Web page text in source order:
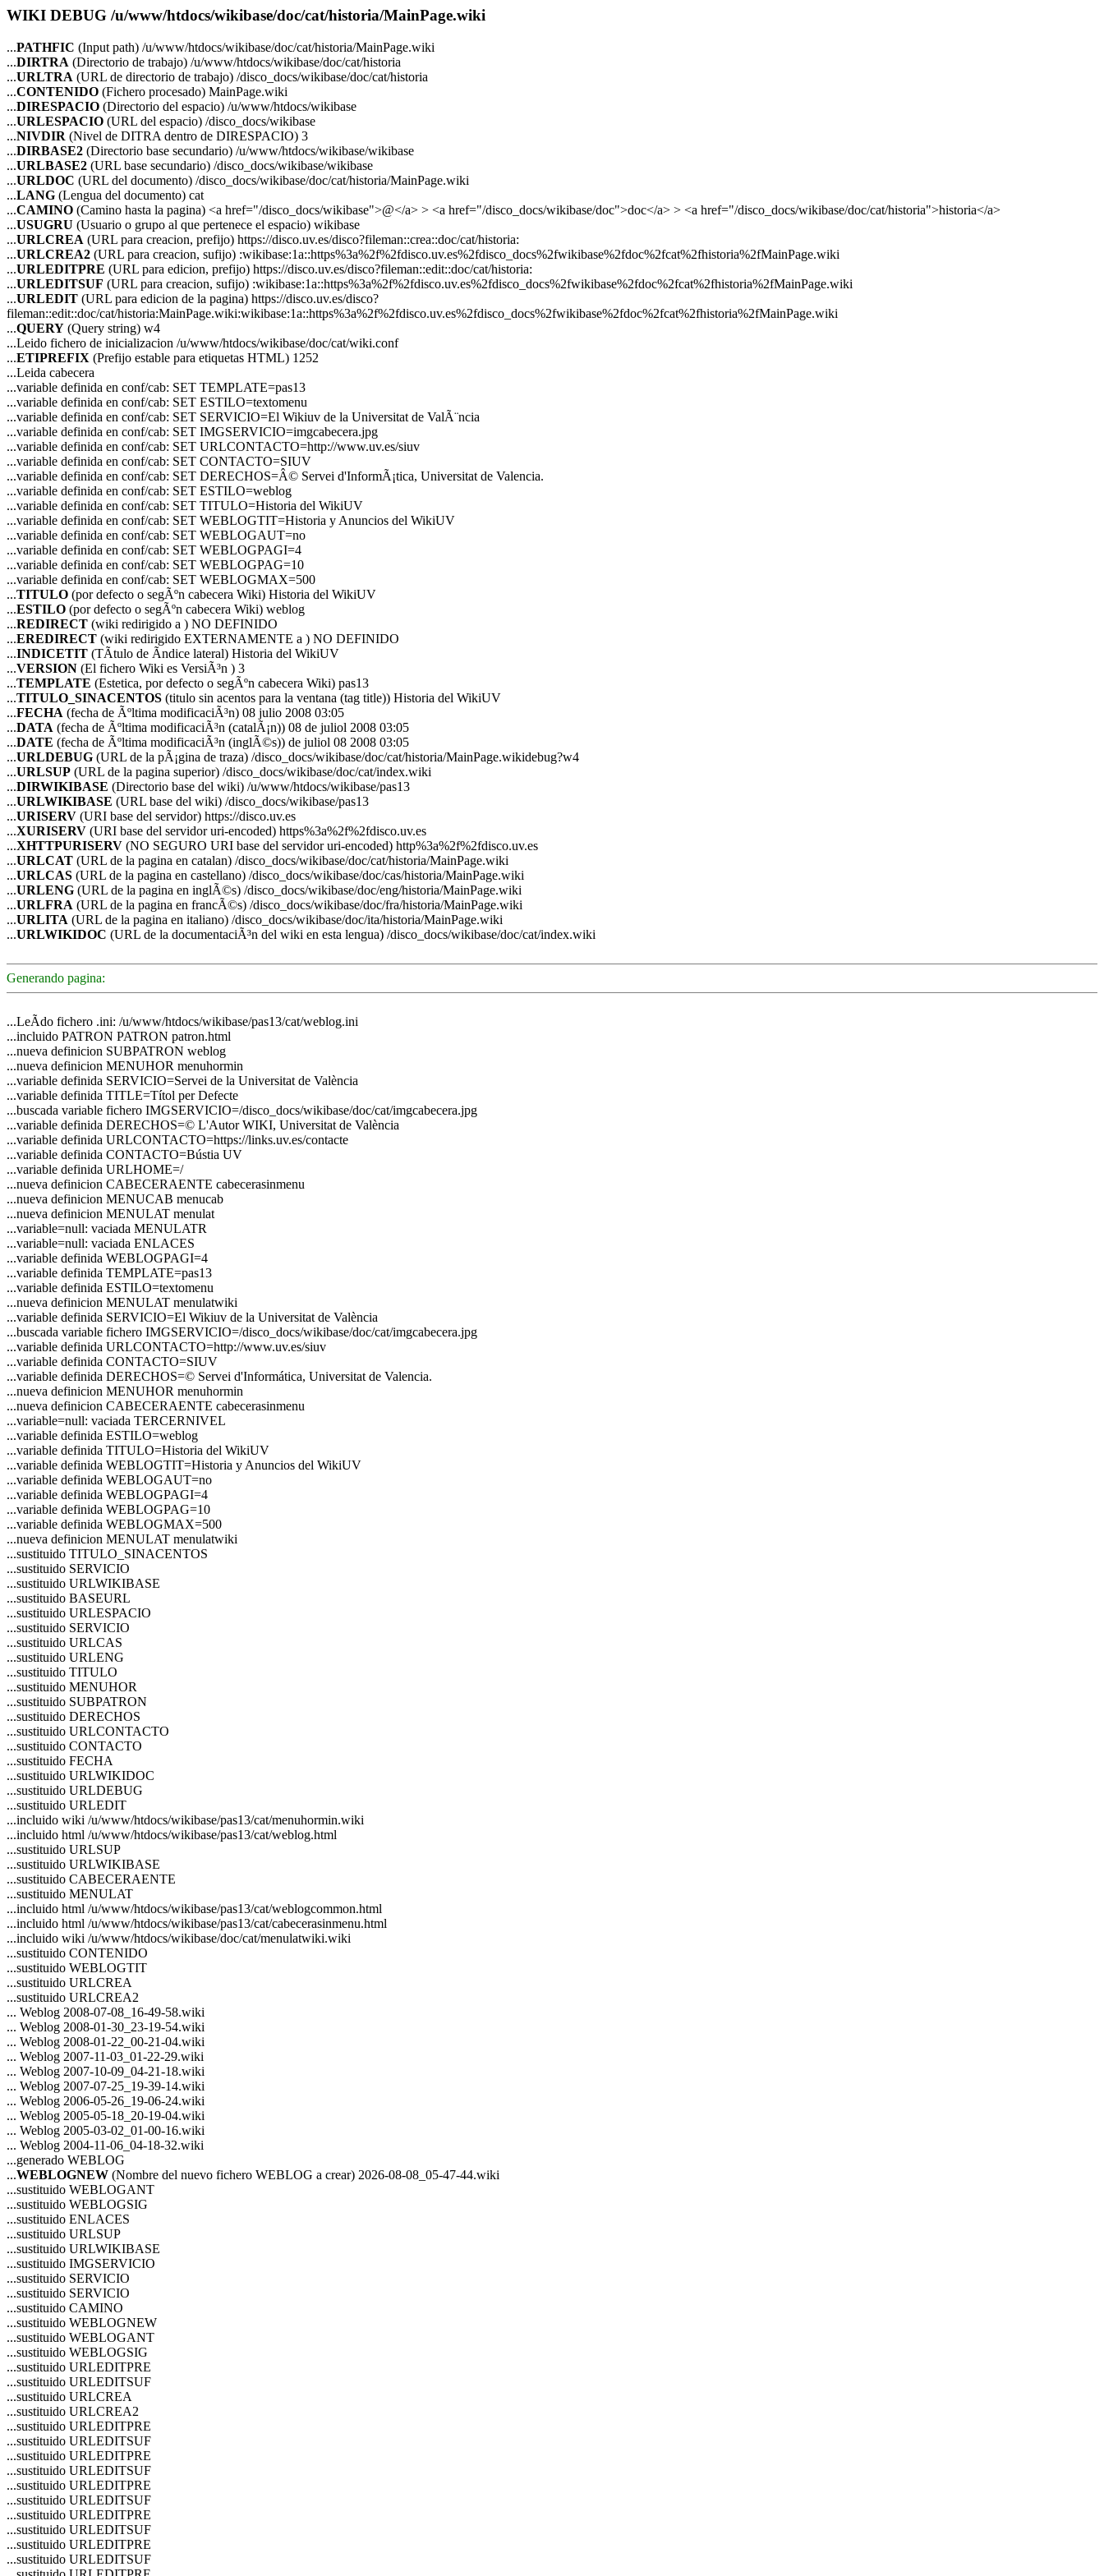
WIKI DEBUG /u/www/htdocs/wikibase/doc/cat/historia/MainPage.wiki
...PATHFIC (Input path) /u/www/htdocs/wikibase/doc/cat/historia/MainPage.wiki
...DIRTRA (Directorio de trabajo) /u/www/htdocs/wikibase/doc/cat/historia
...URLTRA (URL de directorio de trabajo) /disco_docs/wikibase/doc/cat/historia
...CONTENIDO (Fichero procesado) MainPage.wiki
...DIRESPACIO (Directorio del espacio) /u/www/htdocs/wikibase
...URLESPACIO (URL del espacio) /disco_docs/wikibase
...NIVDIR (Nivel de DITRA dentro de DIRESPACIO) 3
...DIRBASE2 (Directorio base secundario) /u/www/htdocs/wikibase/wikibase
...URLBASE2 (URL base secundario) /disco_docs/wikibase/wikibase
...URLDOC (URL del documento) /disco_docs/wikibase/doc/cat/historia/MainPage.wiki
...LANG (Lengua del documento) cat
...CAMINO (Camino hasta la pagina) <a href="/disco_docs/wikibase">@</a> > <a href="/disco_docs/wikibase/doc">doc</a> > <a href="/disco_docs/wikibase/doc/cat/historia">historia</a>
...USUGRU (Usuario o grupo al que pertenece el espacio) wikibase
...URLCREA (URL para creacion, prefijo) https://disco.uv.es/disco?fileman::crea::doc/cat/historia:
...URLCREA2 (URL para creacion, sufijo) :wikibase:1a::https%3a%2f%2fdisco.uv.es%2fdisco_docs%2fwikibase%2fdoc%2fcat%2fhistoria%2fMainPage.wiki
...URLEDITPRE (URL para edicion, prefijo) https://disco.uv.es/disco?fileman::edit::doc/cat/historia:
...URLEDITSUF (URL para creacion, sufijo) :wikibase:1a::https%3a%2f%2fdisco.uv.es%2fdisco_docs%2fwikibase%2fdoc%2fcat%2fhistoria%2fMainPage.wiki
...URLEDIT (URL para edicion de la pagina) https://disco.uv.es/disco?
fileman::edit::doc/cat/historia:MainPage.wiki:wikibase:1a::https%3a%2f%2fdisco.uv.es%2fdisco_docs%2fwikibase%2fdoc%2fcat%2fhistoria%2fMainPage.wiki
...QUERY (Query string) w4
...Leido fichero de inicializacion /u/www/htdocs/wikibase/doc/cat/wiki.conf
...ETIPREFIX (Prefijo estable para etiquetas HTML) 1252
...Leida cabecera
...variable definida en conf/cab: SET TEMPLATE=pas13
...variable definida en conf/cab: SET ESTILO=textomenu
...variable definida en conf/cab: SET SERVICIO=El Wikiuv de la Universitat de ValÃ¨ncia
...variable definida en conf/cab: SET IMGSERVICIO=imgcabecera.jpg
...variable definida en conf/cab: SET URLCONTACTO=http://www.uv.es/siuv
...variable definida en conf/cab: SET CONTACTO=SIUV
...variable definida en conf/cab: SET DERECHOS=Â© Servei d'InformÃ¡tica, Universitat de Valencia.
...variable definida en conf/cab: SET ESTILO=weblog
...variable definida en conf/cab: SET TITULO=Historia del WikiUV
...variable definida en conf/cab: SET WEBLOGTIT=Historia y Anuncios del WikiUV
...variable definida en conf/cab: SET WEBLOGAUT=no
...variable definida en conf/cab: SET WEBLOGPAGI=4
...variable definida en conf/cab: SET WEBLOGPAG=10
...variable definida en conf/cab: SET WEBLOGMAX=500
...TITULO (por defecto o segÃºn cabecera Wiki) Historia del WikiUV
...ESTILO (por defecto o segÃºn cabecera Wiki) weblog
...REDIRECT (wiki redirigido a ) NO DEFINIDO
...EREDIRECT (wiki redirigido EXTERNAMENTE a ) NO DEFINIDO
...INDICETIT (TÃ­tulo de Ã­ndice lateral) Historia del WikiUV
...VERSION (El fichero Wiki es VersiÃ³n ) 3
...TEMPLATE (Estetica, por defecto o segÃºn cabecera Wiki) pas13
...TITULO_SINACENTOS (titulo sin acentos para la ventana (tag title)) Historia del WikiUV
...FECHA (fecha de Ãºltima modificaciÃ³n) 08 julio 2008 03:05
...DATA (fecha de Ãºltima modificaciÃ³n (catalÃ¡n)) 08 de juliol 2008 03:05
...DATE (fecha de Ãºltima modificaciÃ³n (inglÃ©s)) de juliol 08 2008 03:05
...URLDEBUG (URL de la pÃ¡gina de traza) /disco_docs/wikibase/doc/cat/historia/MainPage.wikidebug?w4
...URLSUP (URL de la pagina superior) /disco_docs/wikibase/doc/cat/index.wiki
...DIRWIKIBASE (Directorio base del wiki) /u/www/htdocs/wikibase/pas13
...URLWIKIBASE (URL base del wiki) /disco_docs/wikibase/pas13
...URISERV (URI base del servidor) https://disco.uv.es
...XURISERV (URI base del servidor uri-encoded) https%3a%2f%2fdisco.uv.es
...XHTTPURISERV (NO SEGURO URI base del servidor uri-encoded) http%3a%2f%2fdisco.uv.es
...URLCAT (URL de la pagina en catalan) /disco_docs/wikibase/doc/cat/historia/MainPage.wiki
...URLCAS (URL de la pagina en castellano) /disco_docs/wikibase/doc/cas/historia/MainPage.wiki
...URLENG (URL de la pagina en inglÃ©s) /disco_docs/wikibase/doc/eng/historia/MainPage.wiki
...URLFRA (URL de la pagina en francÃ©s) /disco_docs/wikibase/doc/fra/historia/MainPage.wiki
...URLITA (URL de la pagina en italiano) /disco_docs/wikibase/doc/ita/historia/MainPage.wiki
...URLWIKIDOC (URL de la documentaciÃ³n del wiki en esta lengua) /disco_docs/wikibase/doc/cat/index.wiki
Generando pagina:
...LeÃ­do fichero .ini: /u/www/htdocs/wikibase/pas13/cat/weblog.ini
...incluido PATRON PATRON patron.html
...nueva definicion SUBPATRON weblog
...nueva definicion MENUHOR menuhormin
...variable definida SERVICIO=Servei de la Universitat de València
...variable definida TITLE=Títol per Defecte
...buscada variable fichero IMGSERVICIO=/disco_docs/wikibase/doc/cat/imgcabecera.jpg
...variable definida DERECHOS=© L'Autor WIKI, Universitat de València
...variable definida URLCONTACTO=https://links.uv.es/contacte
...variable definida CONTACTO=Bústia UV
...variable definida URLHOME=/
...nueva definicion CABECERAENTE cabecerasinmenu
...nueva definicion MENUCAB menucab
...nueva definicion MENULAT menulat
...variable=null: vaciada MENULATR
...variable=null: vaciada ENLACES
...variable definida WEBLOGPAGI=4
...variable definida TEMPLATE=pas13
...variable definida ESTILO=textomenu
...nueva definicion MENULAT menulatwiki
...variable definida SERVICIO=El Wikiuv de la Universitat de València
...buscada variable fichero IMGSERVICIO=/disco_docs/wikibase/doc/cat/imgcabecera.jpg
...variable definida URLCONTACTO=http://www.uv.es/siuv
...variable definida CONTACTO=SIUV
...variable definida DERECHOS=© Servei d'Informática, Universitat de Valencia.
...nueva definicion MENUHOR menuhormin
...nueva definicion CABECERAENTE cabecerasinmenu
...variable=null: vaciada TERCERNIVEL
...variable definida ESTILO=weblog
...variable definida TITULO=Historia del WikiUV
...variable definida WEBLOGTIT=Historia y Anuncios del WikiUV
...variable definida WEBLOGAUT=no
...variable definida WEBLOGPAGI=4
...variable definida WEBLOGPAG=10
...variable definida WEBLOGMAX=500
...nueva definicion MENULAT menulatwiki
...sustituido TITULO_SINACENTOS
...sustituido SERVICIO
...sustituido URLWIKIBASE
...sustituido BASEURL
...sustituido URLESPACIO
...sustituido SERVICIO
...sustituido URLCAS
...sustituido URLENG
...sustituido TITULO
...sustituido MENUHOR
...sustituido SUBPATRON
...sustituido DERECHOS
...sustituido URLCONTACTO
...sustituido CONTACTO
...sustituido FECHA
...sustituido URLWIKIDOC
...sustituido URLDEBUG
...sustituido URLEDIT
...incluido wiki /u/www/htdocs/wikibase/pas13/cat/menuhormin.wiki
...incluido html /u/www/htdocs/wikibase/pas13/cat/weblog.html
...sustituido URLSUP
...sustituido URLWIKIBASE
...sustituido CABECERAENTE
...sustituido MENULAT
...incluido html /u/www/htdocs/wikibase/pas13/cat/weblogcommon.html
...incluido html /u/www/htdocs/wikibase/pas13/cat/cabecerasinmenu.html
...incluido wiki /u/www/htdocs/wikibase/doc/cat/menulatwiki.wiki
...sustituido CONTENIDO
...sustituido WEBLOGTIT
...sustituido URLCREA
...sustituido URLCREA2
... Weblog 2008-07-08_16-49-58.wiki
... Weblog 2008-01-30_23-19-54.wiki
... Weblog 2008-01-22_00-21-04.wiki
... Weblog 2007-11-03_01-22-29.wiki
... Weblog 2007-10-09_04-21-18.wiki
... Weblog 2007-07-25_19-39-14.wiki
... Weblog 2006-05-26_19-06-24.wiki
... Weblog 2005-05-18_20-19-04.wiki
... Weblog 2005-03-02_01-00-16.wiki
... Weblog 2004-11-06_04-18-32.wiki
...generado WEBLOG
...WEBLOGNEW (Nombre del nuevo fichero WEBLOG a crear) 2026-08-08_05-47-44.wiki
...sustituido WEBLOGANT
...sustituido WEBLOGSIG
...sustituido ENLACES
...sustituido URLSUP
...sustituido URLWIKIBASE
...sustituido IMGSERVICIO
...sustituido SERVICIO
...sustituido SERVICIO
...sustituido CAMINO
...sustituido WEBLOGNEW
...sustituido WEBLOGANT
...sustituido WEBLOGSIG
...sustituido URLEDITPRE
...sustituido URLEDITSUF
...sustituido URLCREA
...sustituido URLCREA2
...sustituido URLEDITPRE
...sustituido URLEDITSUF
...sustituido URLEDITPRE
...sustituido URLEDITSUF
...sustituido URLEDITPRE
...sustituido URLEDITSUF
...sustituido URLEDITPRE
...sustituido URLEDITSUF
...sustituido URLEDITPRE
...sustituido URLEDITSUF